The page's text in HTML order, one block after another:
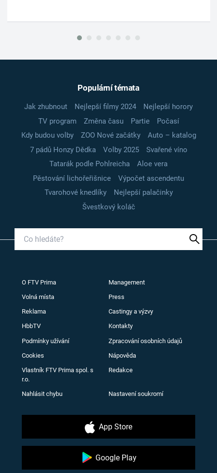
Populární témata
Jak zhubnout Nejlepší filmy 2024
Nejlepší horory
TV program
Změna času Partie
Počasí
Kdy budou volby
ZOO Nové začátky
Auto – katalog
7 pádů Honzy Dědka
Volby 2025
Svařené víno
Tatarák podle Pohlreicha
Aloe vera
Pěstování lichořeřišnice
Výpočet ascendentu
Tvarohové knedlíky
Nejlepší palačinky
Švestkový koláč
O FTV Prima Management
Volná místa Press
Reklama Castingy a výzvy
HbbTV Kontakty
Podmínky užívání Zpracování osobních údajů
Cookies Nápověda
Vlastník FTV Prima spol. s
r.o.
Redakce
Nahlásit chybu Nastavení soukromí
App Store
Google Play